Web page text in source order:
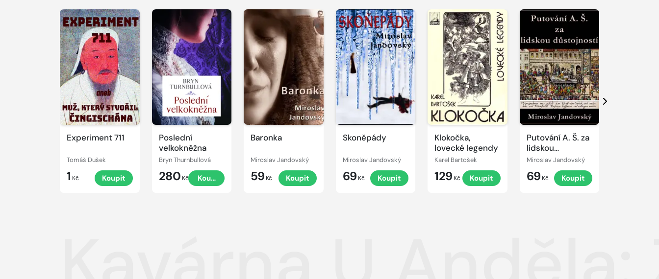
Experiment 711
Tomáš Dušek
1 Kč Koupit
Poslední
velkokněžna
Bryn Thurnbullová
280 Kč Koupit
Baronka
Miroslav Jandovský
59 Kč Koupit
Skoněpády
Miroslav Jandovský
69 Kč Koupit
Klokočka,
lovecké legendy
Karel Bartošek
129 Kč Koupit
Putování A. Š. za
lidskou
důstojností
Miroslav Jandovský
69 Kč Koupit
Další